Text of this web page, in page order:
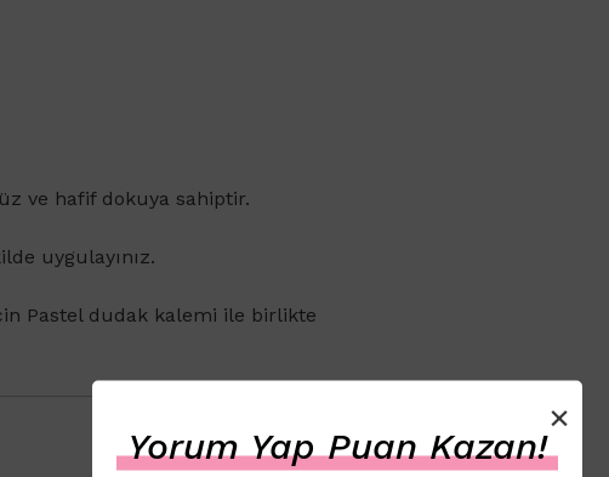
ve hafif dokuya sahiptir.
uygulayınız.
Pastel dudak kalemi ile birlikte
×
Yorum Yap Puan Kazan!